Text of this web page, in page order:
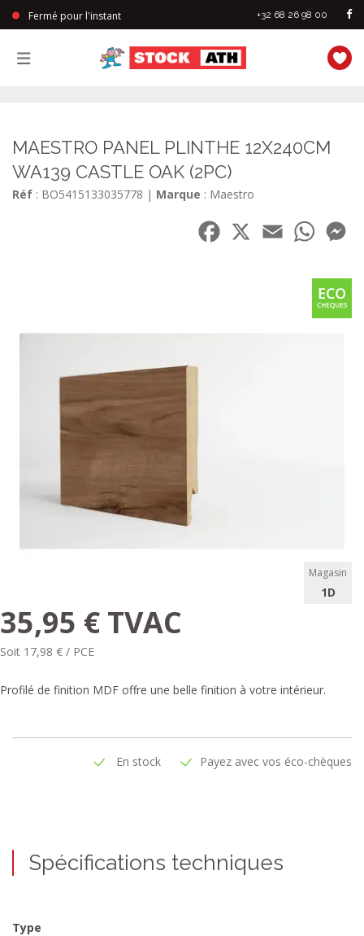
Fermé pour l'instant +32 68 26 98 00
MAESTRO PANEL PLINTHE 12X240CM
WA139 CASTLE OAK (2PC)
Réf : BO5415133035778 | Marque : Maestro
Facebook
Email
Magasin
1D
35,95 € TVAC
Soit 17,98 € / PCE
Profilé de finition MDF offre une belle finition à votre intérieur.
En stock Payez avec vos éco-chèques
Spécifications techniques
Type